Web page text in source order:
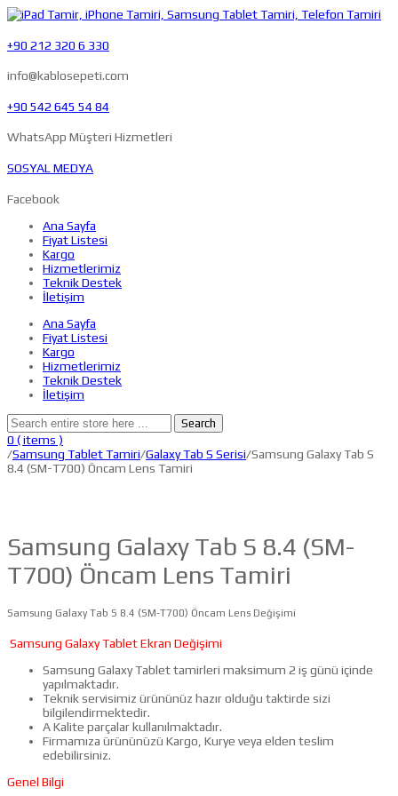
+90 212 320 6 330
info@kablosepeti.com
+90 542 645 54 84
WhatsApp Müşteri Hizmetleri
SOSYAL MEDYA
Facebook
Ana Sayfa
Fiyat Listesi
Kargo
Hizmetlerimiz
Teknik Destek
İletişim
Ana Sayfa
Fiyat Listesi
Kargo
Hizmetlerimiz
Teknik Destek
İletişim
Search
0 ( items )
/Samsung Tablet Tamiri/Galaxy Tab S Serisi/Samsung Galaxy Tab S
8.4 (SM-T700) Öncam Lens Tamiri
Samsung Galaxy Tab S 8.4 (SM-
T700) Öncam Lens Tamiri
Samsung Galaxy Tab S 8.4 (SM-T700) Öncam Lens Değişimi
Samsung Galaxy Tablet Ekran Değişimi
Samsung Galaxy Tablet tamirleri maksimum 2 iş günü içinde
yapılmaktadır.
Teknik servisimiz ürününüz hazır olduğu taktirde sizi
bilgilendirmektedir.
A Kalite parçalar kullanılmaktadır.
Firmamıza ürününüzü Kargo, Kurye veya elden teslim
edebilirsiniz.
Genel Bilgi